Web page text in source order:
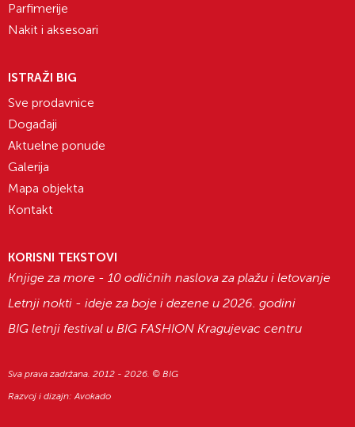
Parfimerije
Nakit i aksesoari
ISTRAŽI BIG
Sve prodavnice
Događaji
Aktuelne ponude
Galerija
Mapa objekta
Kontakt
KORISNI TEKSTOVI
Knjige za more - 10 odličnih naslova za plažu i letovanje
Letnji nokti - ideje za boje i dezene u 2026. godini
BIG letnji festival u BIG FASHION Kragujevac centru
Sva prava zadržana. 2012 - 2026. © BIG
Razvoj i dizajn:Avokado